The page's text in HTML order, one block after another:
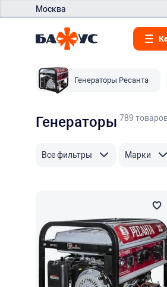
Москва
Генераторы Ресанта
Генераторы 789 товаров
Все фильтры Марки